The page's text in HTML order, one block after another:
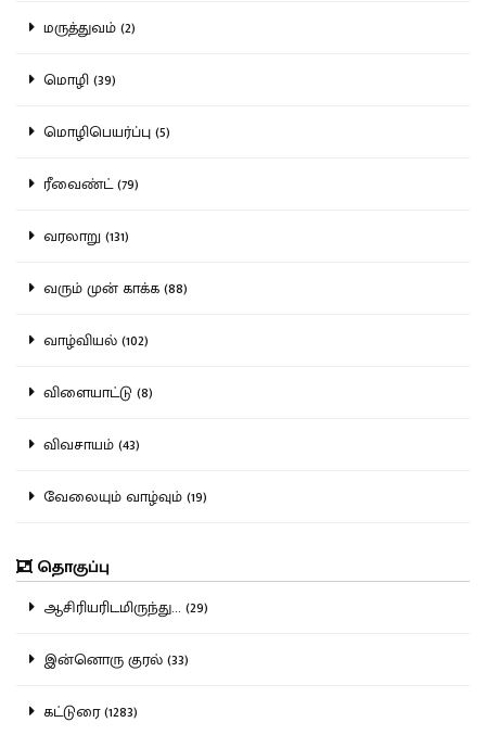
மருத்துவம் (2)
மொழி (39)
மொழிபெயர்ப்பு (5)
ரீவைண்ட் (79)
வரலாறு (131)
வரும் முன் காக்க (88)
வாழ்வியல் (102)
விளையாட்டு (8)
விவசாயம் (43)
வேலையும் வாழ்வும் (19)
தொகுப்பு
ஆசிரியரிடமிருந்து... (29)
இன்னொரு குரல் (33)
கட்டுரை (1283)